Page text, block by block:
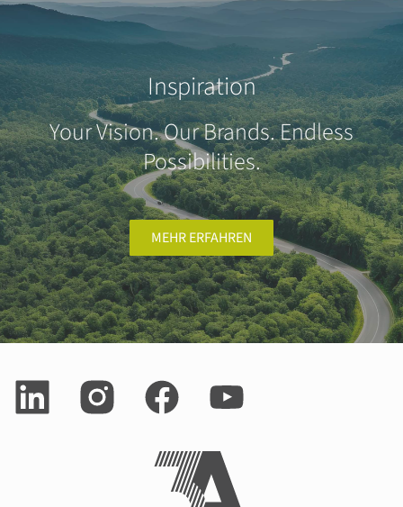
Inspiration
Your Vision. Our Brands. Endless
Possibilities.
MEHR ERFAHREN